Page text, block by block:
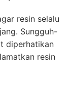
resin selalu
Sungguh-
diperhatikan
resin